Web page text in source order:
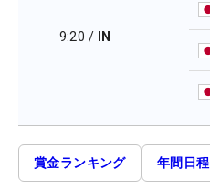
9:20 / IN
賞金ランキング 年間日程